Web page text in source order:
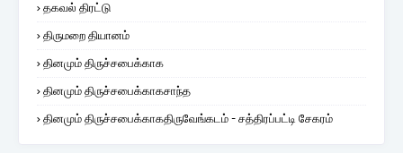
தகவல் திரட்டு
திருமறை தியானம்
தினமும் திருச்சபைக்காக
தினமும் திருச்சபைக்காகசாந்த
தினமும் திருச்சபைக்காகதிருவேங்கடம் - சத்திரப்பட்டி சேகரம்